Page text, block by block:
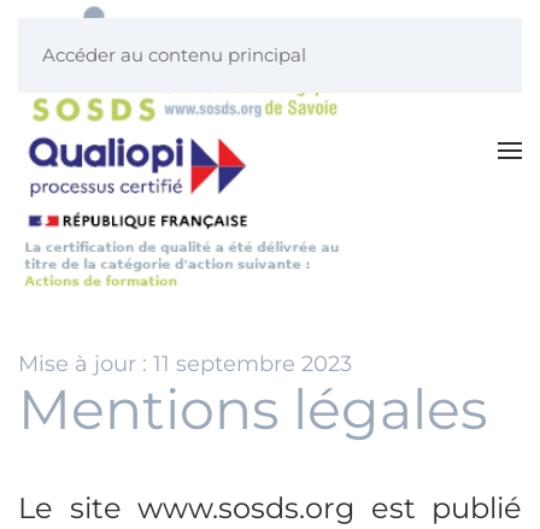
Accéder au contenu principal
Mise à jour : 11 septembre 2023
Mentions légales
Le site www.sosds.org est publié